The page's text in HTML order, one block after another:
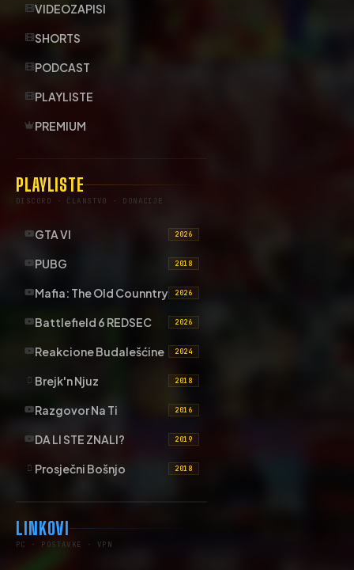
VIDEOZAPISI
SHORTS
PODCAST
PLAYLISTE
PREMIUM
PLAYLISTE
DISCORD · ČLANSTVO · DONACIJE
GTA VI 2026
PUBG 2018
Mafia: The Old Counntry 2026
Battlefield 6 REDSEC 2026
Reakcione Budalešćine 2024
Brejk'n Njuz 2018
Razgovor Na Ti 2016
DA LI STE ZNALI? 2019
Prosječni Bošnjo 2018
LINKOVI
PC · POSTAVKE · VPN